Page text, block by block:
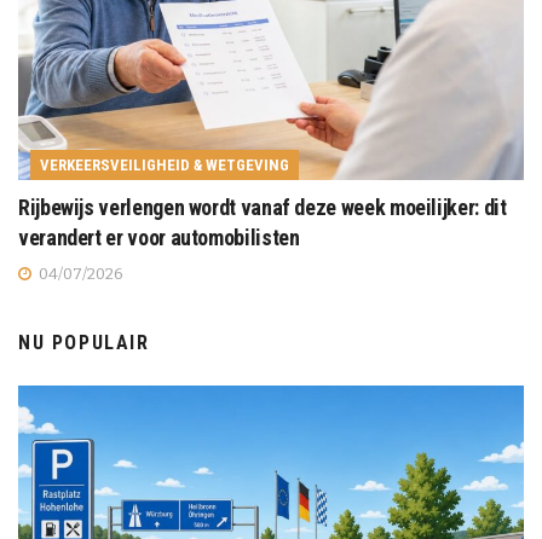
VERKEERSVEILIGHEID & WETGEVING
Rijbewijs verlengen wordt vanaf deze week moeilijker: dit
verandert er voor automobilisten
04/07/2026
NU POPULAIR